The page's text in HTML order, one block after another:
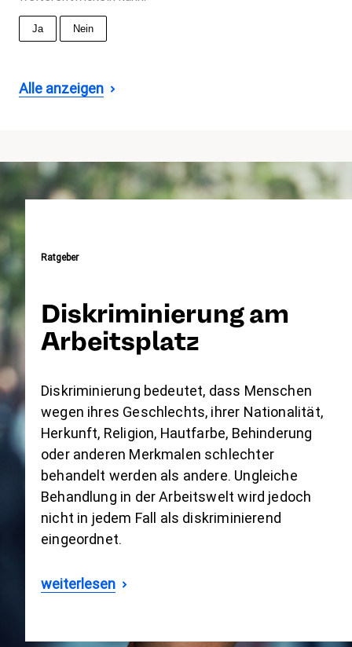
Ja Nein
Alle anzeigen
Ratgeber
Diskriminierung am
Arbeitsplatz
Diskriminierung bedeutet, dass Menschen
wegen ihres Geschlechts, ihrer Nationalität,
Herkunft, Religion, Hautfarbe, Behinderung
oder anderen Merkmalen schlechter
behandelt werden als andere. Ungleiche
Behandlung in der Arbeitswelt wird jedoch
nicht in jedem Fall als diskriminierend
eingeordnet.
weiterlesen